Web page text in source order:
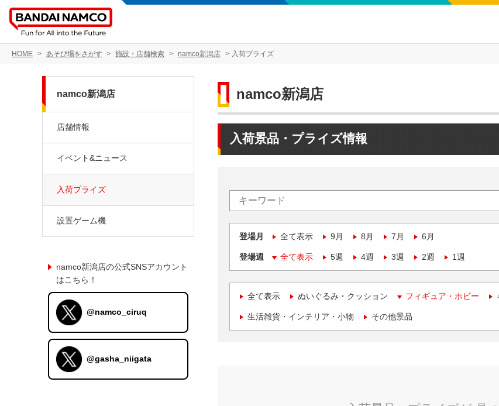
HOME あそび場をさがす 施設・店舗検索 namco新潟店 入荷プライズ
namco新潟店
入荷景品・プライズ情報
登場月 全て表示 9月 8月 7月 6月
登場週 全て表示 5週 4週 3週 2週 1週
全て表示 ぬいぐるみ・クッション フィギュア・ホビー
生活雑貨・インテリア・小物 その他景品
namco新潟店
店舗情報
イベント&ニュース
入荷プライズ
設置ゲーム機
namco新潟店の公式SNSアカウント
はこちら！
@namco_ciruq
@gasha_niigata